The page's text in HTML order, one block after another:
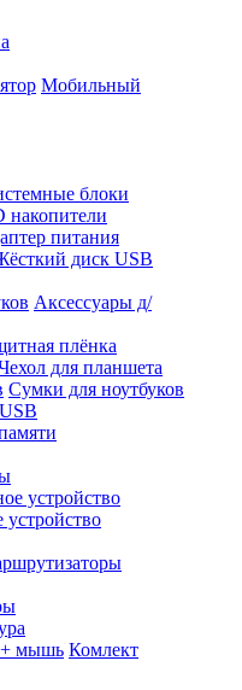
Мобильный
блоки
накопители
питания
диск USB
Аксессуары д/
плёнка
для планшета
Сумки для ноутбуков
Комлект